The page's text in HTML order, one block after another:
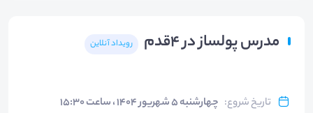
مدرس پولساز در ۴قدم رویداد آنلاین
تاریخ شروع: چهارشنبه ۵ شهریور ۱۴۰۴ ، ساعت ۱۵:۳۰